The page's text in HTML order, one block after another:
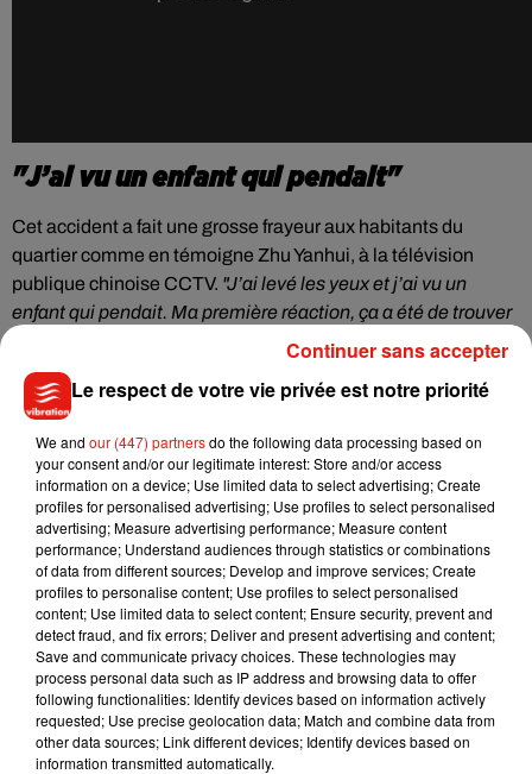
"J’ai vu un enfant qui pendait"
Cet accident a fait une grosse frayeur aux habitants du
quartier comme en témoigne Zhu Yanhui, à la télévision
publique chinoise CCTV. "J’ai levé les yeux et j’ai vu un
enfant qui pendait. Ma première réaction, ça a été de trouver
, explique-t-elle.
d’autres personnes, j’ai tendu une couverture tout en gardant
un œil sur le garçon. Je regardais la couverture en me
demandant comment on pouvait le récupérer en toute
sécurité" , a poursuivi cette membre du personnel de la
copropriété de l'immeuble.
Fort heureusement, l'enfant qui se trouvait seul dans le
logement au moment des faits selon la police, a été
transporté à l'hôpital par un voisin. Il s'en sort sain et sauf.
Musique
Le respect de votre vie privée est notre priorité
We and our (447) partnersdo the following data processing based on
your consent and/or our legitimate interest: Store and/or access
information on a device; Use limited data to select advertising; Create
profiles for personalised advertising; Use profiles to select personalised
advertising; Measure advertising performance; Measure content
performance; Understand audiences through statistics or combinations
of data from different sources; Develop and improve services; Create
profiles to personalise content; Use profiles to select personalised
content; Use limited data to select content; Ensure security, prevent and
detect fraud, and fix errors; Deliver and present advertising and content;
Save and communicate privacy choices. These technologies may
process personal data such as IP address and browsing data to offer
following functionalities: Identify devices based on information actively
requested; Use precise geolocation data; Match and combine data from
other data sources; Link different devices; Identify devices based on
information transmitted automatically.
Continuer sans accepter